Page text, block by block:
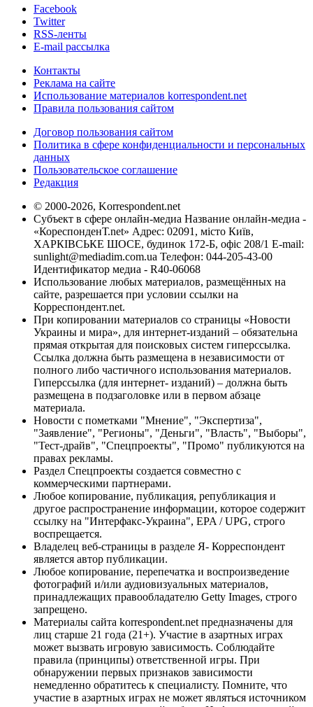
Facebook
Twitter
RSS-ленты
E-mail рассылка
Контакты
Реклама на сайте
Использование материалов korrespondent.net
Правила пользования сайтом
Договор пользования сайтом
Политика в сфере конфиденциальности и персональных
данных
Пользовательское соглашение
Редакция
© 2000-2026, Korrespondent.net
Субъект в сфере онлайн-медиа Название онлайн-медиа -
«КореспонденТ.net» Адрес: 02091, місто Київ,
ХАРКІВСЬКЕ ШОСЕ, будинок 172-Б, офіс 208/1 E-mail:
sunlight@mediadim.com.ua Телефон: 044-205-43-00
Идентификатор медиа - R40-06068
Использование любых материалов, размещённых на
сайте, разрешается при условии ссылки на
Корреспондент.net.
При копировании материалов со страницы «Новости
Украины и мира», для интернет-изданий – обязательна
прямая открытая для поисковых систем гиперссылка.
Ссылка должна быть размещена в независимости от
полного либо частичного использования материалов.
Гиперссылка (для интернет- изданий) – должна быть
размещена в подзаголовке или в первом абзаце
материала.
Новости с пометками "Мнение", "Экспертиза",
"Заявление", "Регионы", "Деньги", "Власть", "Выборы",
"Тест-драйв", "Спецпроекты", "Промо" публикуются на
правах рекламы.
Раздел Спецпроекты создается совместно с
коммерческими партнерами.
Любое копирование, публикация, републикация и
другое распространение информации, которое содержит
ссылку на "Интерфакс-Украина", EPA / UPG, строго
воспрещается.
Владелец веб-страницы в разделе Я- Корреспондент
является автор публикации.
Любое копирование, перепечатка и воспроизведение
фотографий и/или аудиовизуальных материалов,
принадлежащих правообладателю Getty Images, строго
запрещено.
Материалы сайта korrespondent.net предназначены для
лиц старше 21 года (21+). Участие в азартных играх
может вызвать игровую зависимость. Соблюдайте
правила (принципы) ответственной игры. При
обнаружении первых признаков зависимости
немедленно обратитесь к специалисту. Помните, что
участие в азартных играх не может являться источником